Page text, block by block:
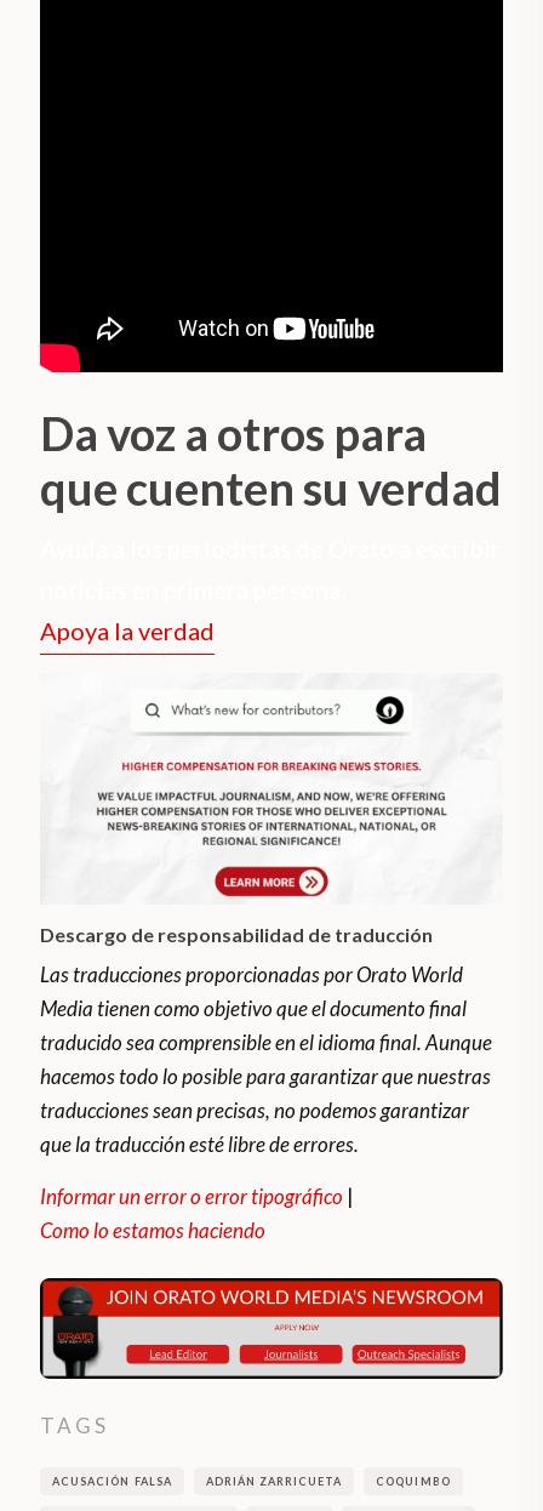
Da voz a otros para
que cuenten su verdad
Apoya la verdad
Descargo de responsabilidad de traducción
Las traducciones proporcionadas por Orato World
Media tienen como objetivo que el documento final
traducido sea comprensible en el idioma final. Aunque
hacemos todo lo posible para garantizar que nuestras
traducciones sean precisas, no podemos garantizar
que la traducción esté libre de errores.
Informar un error o error tipográfico |
Como lo estamos haciendo
TAGS
ACUSACIÓN FALSA ADRIÁN ZARRICUETA COQUIMBO